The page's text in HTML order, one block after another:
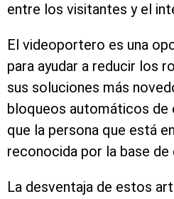
entre los visitantes y el
El videoportero es una
para ayudar a reducir los
sus soluciones más
bloqueos automáticos de
que la persona que está
reconocida por la base de
La desventaja de estos